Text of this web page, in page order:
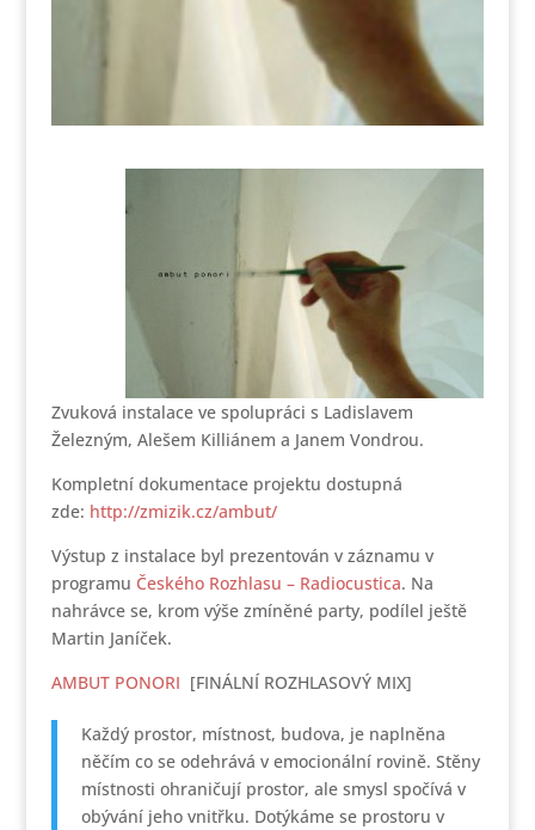
Zvuková instalace ve spolupráci s Ladislavem
Železným, Alešem Killiánem a Janem Vondrou.
Kompletní dokumentace projektu dostupná
zde: http://zmizik.cz/ambut/
Výstup z instalace byl prezentován v záznamu v
programu Českého Rozhlasu – Radiocustica. Na
nahrávce se, krom výše zmíněné party, podílel ještě
Martin Janíček.
AMBUT PONORI [FINÁLNÍ ROZHLASOVÝ MIX]
Každý prostor, místnost, budova, je naplněna
něčím co se odehrává v emocionální rovině. Stěny
místnosti ohraničují prostor, ale smysl spočívá v
obývání jeho vnitřku. Dotýkáme se prostoru v